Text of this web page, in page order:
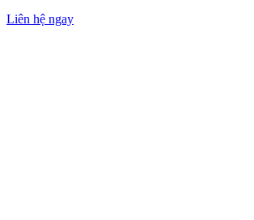
Liên hệ ngay